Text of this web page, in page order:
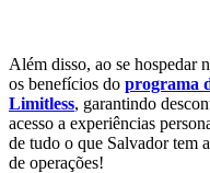
Além disso, ao se hospedar
os benefícios do programa
Limitless, garantindo
acesso a experiências
de tudo o que Salvador tem
de operações!